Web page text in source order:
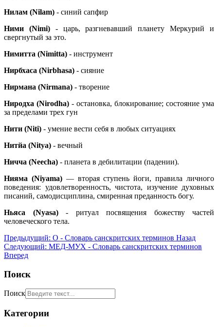
Нилам (Nilam) - синий сапфир
Ними (Nimi)- царь, разгневавший планету Меркурий и
свергнутый за это.
Нимитта (Nimitta) - инструмент
Нирбхаса (Nirbhasa) - сияние
Нирмана (Nirmana) - творение
Ниродха (Nirodha) - остановка, блокирование; состояние ума
за пределами трех гун
Нити (Niti) - умение вести себя в любых ситуациях
Нитйа (Nitya) - вечный
Ничча (Neecha) - планета в дебилитации (падении).
Нияма (Niyama)— вторая ступень йоги, правила личного
поведения: удовлетворенность, чистота, изучение духовных
писаний, самодисциплина, смиренная преданность богу.
Ньяса (Nyasa)- ритуал посвящения божеству частей
человеческого тела.
Предыдущий: О - Словарь санскритских терминов Назад
Следующий: МЕД-МУХ - Словарь санскритских терминов
Вперед
Поиск
Поиск
Категории